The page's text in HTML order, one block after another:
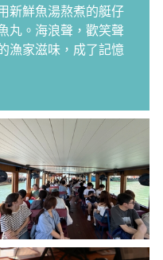
新鮮魚湯熬煮的艇仔
丸。海浪聲，歡笑聲
漁家滋味，成了記憶